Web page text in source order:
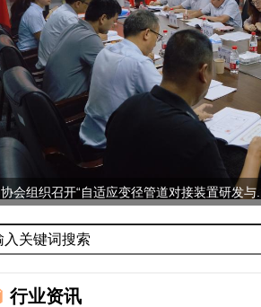
协会组织召开“自适应变径管道对接装置研发与...
行业资讯